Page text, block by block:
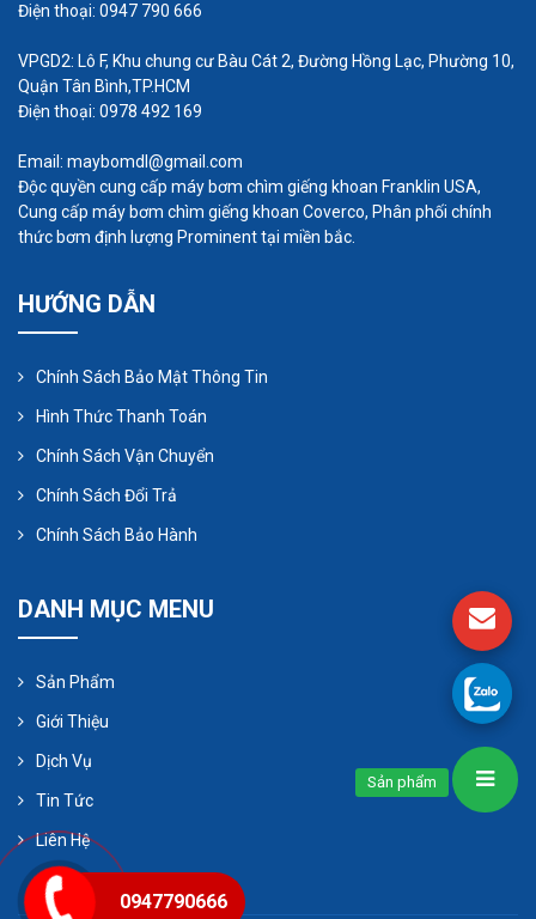
Điện thoại: 0947 790 666
VPGD2: Lô F, Khu chung cư Bàu Cát 2, Đường Hồng Lạc, Phường 10,
Quận Tân Bình,TP.HCM
Điện thoại: 0978 492 169
Email: maybomdl@gmail.com
Độc quyền cung cấp máy bơm chìm giếng khoan Franklin USA,
Cung cấp máy bơm chìm giếng khoan Coverco, Phân phối chính
thức bơm định lượng Prominent tại miền bắc.
HƯỚNG DẪN
Chính Sách Bảo Mật Thông Tin
Hình Thức Thanh Toán
Chính Sách Vận Chuyển
Chính Sách Đổi Trả
Chính Sách Bảo Hành
DANH MỤC MENU
Sản Phẩm
Giới Thiệu
Dịch Vụ
Tin Tức
Liên Hệ
0947790666
Sản phẩm